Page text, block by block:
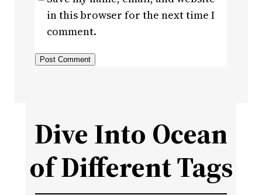
in this browser for the next time I
comment.
Dive Into Ocean
of Different Tags